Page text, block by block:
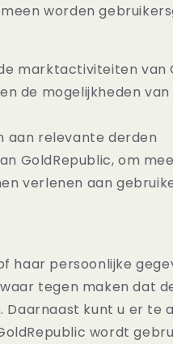
worden
marktactiviteiten van
de mogelijkheden
aan relevante derden
GoldRepublic, om
verlenen aan
haar persoonlijke
tegen maken dat
kunt u er te
wordt